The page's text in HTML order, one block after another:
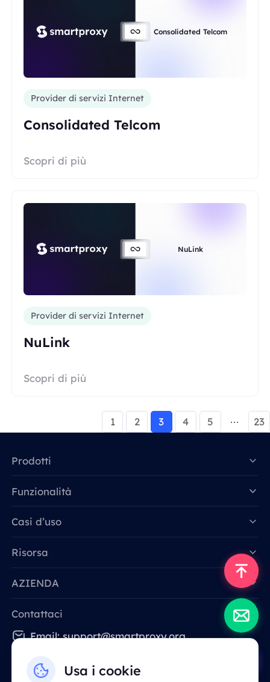
Consolidated Telcom
Provider di servizi Internet
Consolidated Telcom
Scopri di più
NuLink
Provider di servizi Internet
NuLink
Scopri di più
1 2 3 4 5 23
Usa i cookie
Prodotti
Funzionalità
Casi d’uso
Risorsa
AZIENDA
Contattaci
Email: support@smartproxy.org